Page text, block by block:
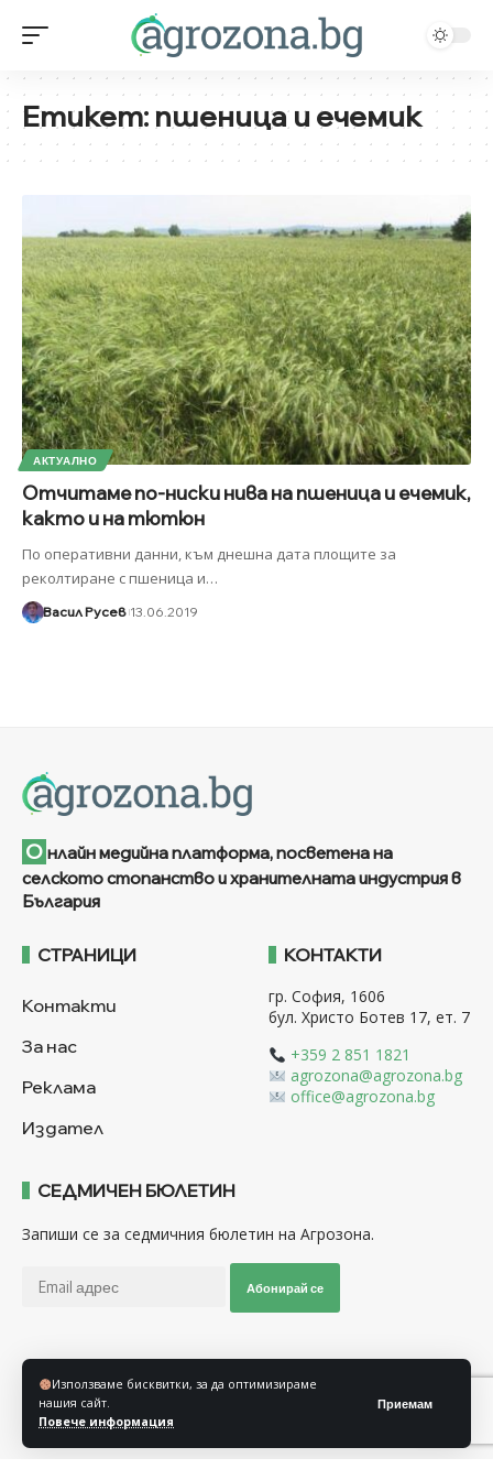
Използваме бисквитки, за да оптимизираме
нашия сайт.
Повече информация
Приемам
Етикет:пшеница и ечемик
АКТУАЛНО
Отчитаме по-ниски нива на пшеница и ечемик,
както и на тютюн
По оперативни данни, към днешна дата площите за
реколтиране с пшеница и…
Васил Русев 13.06.2019
О нлайн медийна платформа, посветена на
селското стопанство и хранителната индустрия в
България
СТРАНИЦИ
Контакти
За нас
Реклама
Издател
КОНТАКТИ
гр. София, 1606
бул. Христо Ботев 17, ет. 7
+359 2 851 1821
agrozona@agrozona.bg
office@agrozona.bg
СЕДМИЧЕН БЮЛЕТИН
Запиши се за седмичния бюлетин на Агрозона.
Абонирай се
Последвайте ни